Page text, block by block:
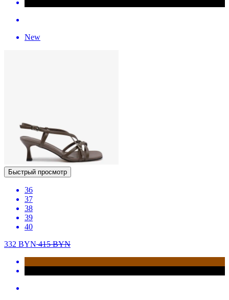
New
Быстрый просмотр
36
37
38
39
40
332 BYN415BYN